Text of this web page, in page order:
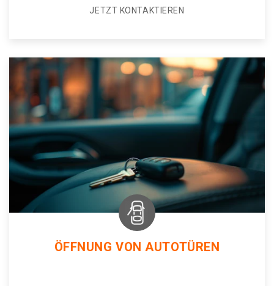
JETZT KONTAKTIEREN
ÖFFNUNG VON AUTOTÜREN